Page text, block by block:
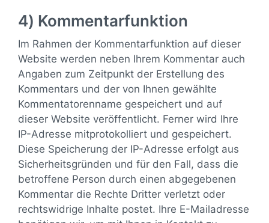
4) Kommentarfunktion
Im Rahmen der Kommentarfunktion auf dieser
Website werden neben Ihrem Kommentar auch
Angaben zum Zeitpunkt der Erstellung des
Kommentars und der von Ihnen gewählte
Kommentatorenname gespeichert und auf
dieser Website veröffentlicht. Ferner wird Ihre
IP-Adresse mitprotokolliert und gespeichert.
Diese Speicherung der IP-Adresse erfolgt aus
Sicherheitsgründen und für den Fall, dass die
betroffene Person durch einen abgegebenen
Kommentar die Rechte Dritter verletzt oder
rechtswidrige Inhalte postet. Ihre E-Mailadresse